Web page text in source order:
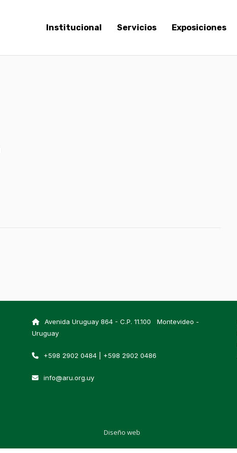
Institucional Servicios Exposiciones
Avenida Uruguay 864 - C.P. 11.100 Montevideo -
Uruguay
+598 2902 0484 | +598 2902 0486
info@aru.org.uy
Diseño web